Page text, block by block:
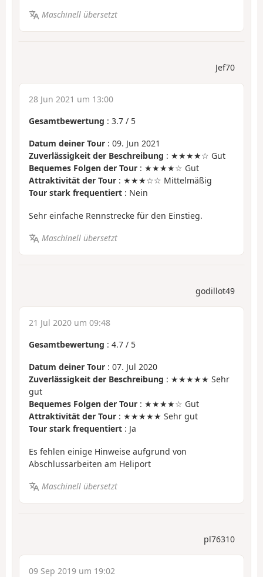
Maschinell übersetzt
Jef70
28 Jun 2021 um 13:00
Gesamtbewertung : 3.7 / 5
Datum deiner Tour : 09. Jun 2021
Zuverlässigkeit der Beschreibung : ★★★★☆ Gut
Bequemes Folgen der Tour : ★★★★☆ Gut
Attraktivität der Tour : ★★★☆☆ Mittelmäßig
Tour stark frequentiert : Nein
Sehr einfache Rennstrecke für den Einstieg.
Maschinell übersetzt
godillot49
21 Jul 2020 um 09:48
Gesamtbewertung : 4.7 / 5
Datum deiner Tour : 07. Jul 2020
Zuverlässigkeit der Beschreibung : ★★★★★ Sehr
gut
Bequemes Folgen der Tour : ★★★★☆ Gut
Attraktivität der Tour : ★★★★★ Sehr gut
Tour stark frequentiert : Ja
Es fehlen einige Hinweise aufgrund von
Abschlussarbeiten am Heliport
Maschinell übersetzt
pl76310
09 Sep 2019 um 19:02